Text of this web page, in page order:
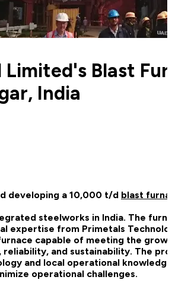
Blast
India
developing a 10,000 t/d blast
steelworks in India. The
expertise from Primetals
capable of meeting the
reliability, and sustainability. The
and local operational
operational challenges.